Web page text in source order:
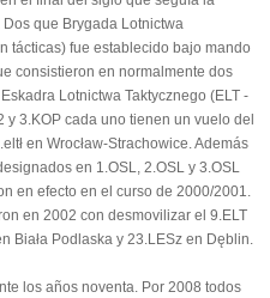
que Brygada Lotnictwa
tácticas) fue establecido bajo mando
consistieron en normalmente dos
Lotnictwa Taktycznego (ELT -
3.KOP cada uno tienen un vuelo del
en Wrocław-Strachowice. Además
en 1.OSL, 2.OSL y 3.OSL
en efecto en el curso de 2000/2001.
en 2002 con desmovilizar el 9.ELT
Biała Podlaska y 23.LESz en Dęblin.
los años noventa. Por 2008 todos